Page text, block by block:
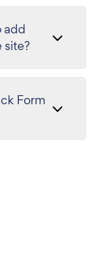
add
site?
Form